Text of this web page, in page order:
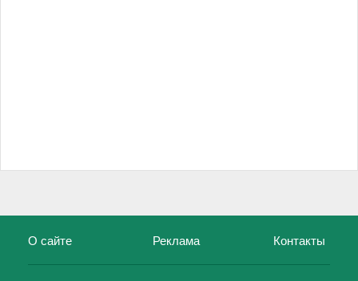
О сайте Реклама Контакты